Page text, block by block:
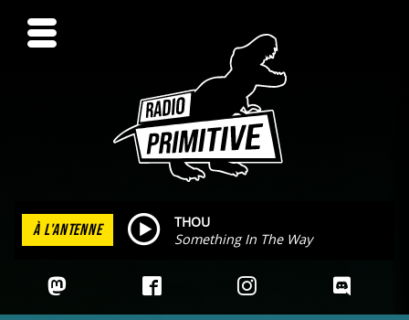
À L'ANTENNE
THOU
Something In The Way